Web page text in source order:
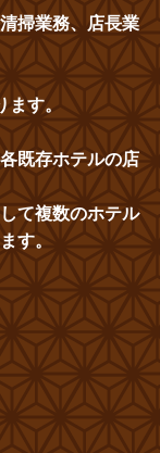
掃業務、店長業
す。
既存ホテルの店
て複数のホテル
す。